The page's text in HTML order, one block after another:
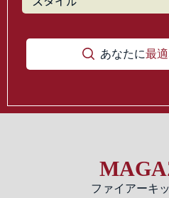
あなたに最適
ファイアーキ